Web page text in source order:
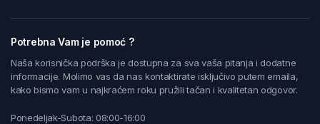
Potrebna Vam je pomoć ?
Naša korisnička podrška je dostupna za sva vaša pitanja i dodatne
informacije. Molimo vas da nas kontaktirate isključivo putem emaila,
kako bismo vam u najkraćem roku pružili tačan i kvalitetan odgovor.
Ponedeljak-Subota: 08:00-16:00